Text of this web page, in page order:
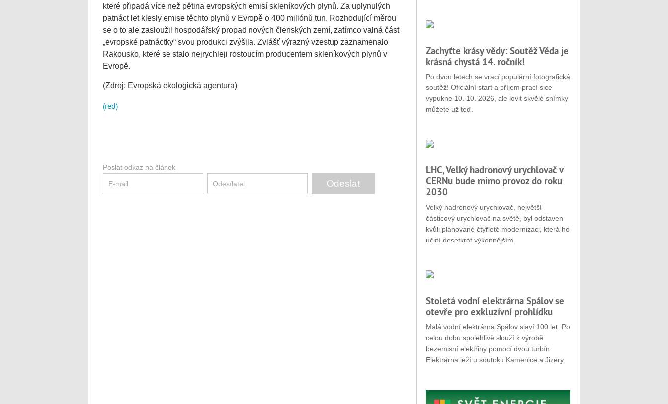
které připadá více než pětina evropských emisí skleníkových plynů. Za uplynulých
patnáct let klesly emise těchto plynů v Evropě o 400 miliónů tun. Rozhodující měrou
se o to ale zasloužil hospodářský propad nových členských zemí, zatímco valná část
„evropské patnáctky“ svou produkci zvýšila. Zvlášť výrazný vzestup zaznamenalo
Rakousko, které se stalo nejrychleji rostoucím producentem skleníkových plynů v
Evropě.
(Zdroj: Evropská ekologická agentura)
(red)
Poslat odkaz na článek
Zachyťte krásy vědy: Soutěž Věda je
krásná chystá 14. ročník!
Po dvou letech se vrací populární fotografická
soutěž! Oficiální start a příjem prací sice
vypukne 10. 10. 2026, ale lovit skvělé snímky
můžete už teď.
LHC, Velký hadronový urychlovač v
CERNu bude mimo provoz do roku
2030
Velký hadronový urychlovač, největší
částicový urychlovač na světě, byl odstaven
kvůli plánované čtyřleté modernizaci, která ho
učiní desetkrát výkonnějším.
Stoletá vodní elektrárna Spálov se
otevře pro exkluzívní prohlídku
Malá vodní elektrárna Spálov slaví 100 let. Po
celou dobu spolehlivě slouží k výrobě
bezemisní elektřiny pomocí dvou turbín.
Elektrárna leží u soutoku Kamenice a Jizery.